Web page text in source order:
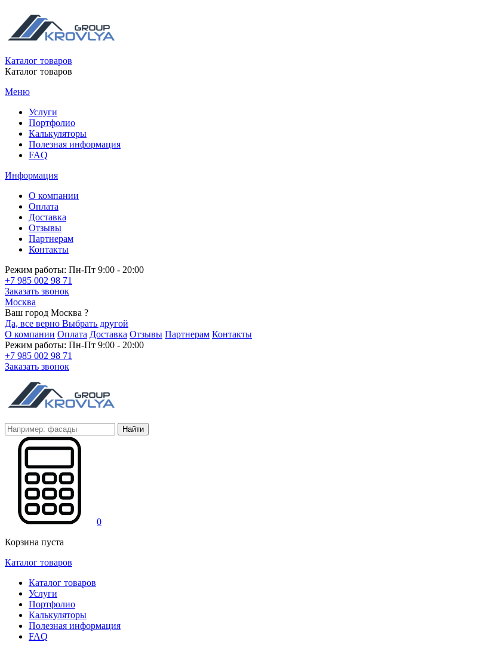
Каталог товаров
Каталог товаров
Меню
Услуги
Портфолио
Калькуляторы
Полезная информация
FAQ
Информация
О компании
Оплата
Доставка
Отзывы
Партнерам
Контакты
Режим работы: Пн-Пт 9:00 - 20:00
+7 985 002 98 71
Заказать звонок
Москва
Ваш город Москва ?
Да, все верно Выбрать другой
О компании Оплата Доставка Отзывы Партнерам Контакты
Режим работы: Пн-Пт 9:00 - 20:00
+7 985 002 98 71
Заказать звонок
Найти
0
Корзина пуста
Каталог товаров
Каталог товаров
Услуги
Портфолио
Калькуляторы
Полезная информация
FAQ